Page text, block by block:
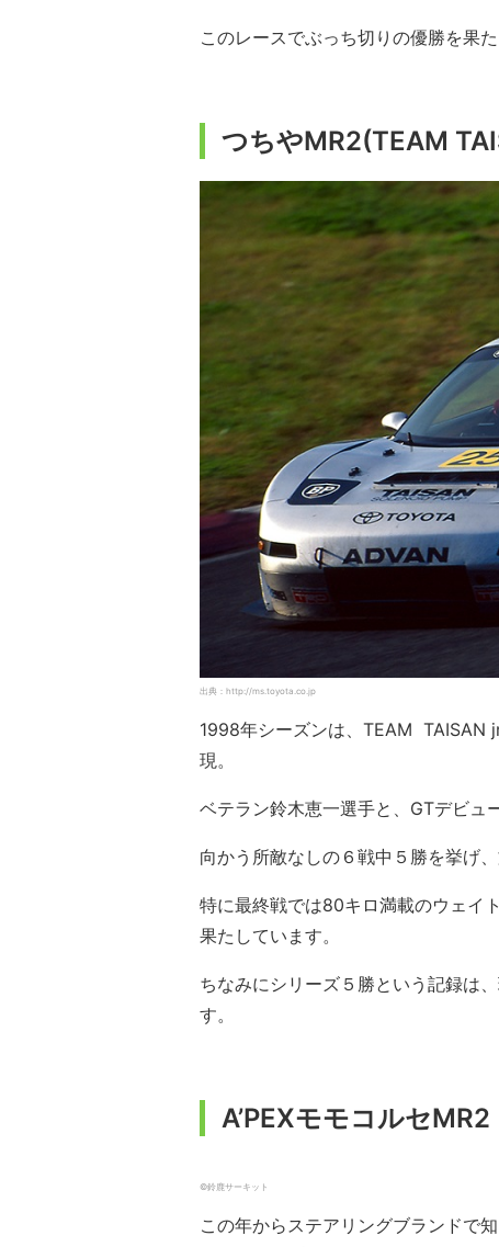
このレースでぶっち切りの優勝を果た
つちやMR2(TEAM
出典：http://ms.toyota.co.jp
1998年シーズンは、TEAM TAISAN
現。
ベテラン鈴木恵一選手と、GTデビュ
向かう所敵なしの６戦中５勝を挙げ
特に最終戦では80キロ満載のウェイ
果たしています。
ちなみにシリーズ５勝という記録は
す。
A’PEXモモコルセMR2
©︎鈴鹿サーキット
この年からステアリングブランドで